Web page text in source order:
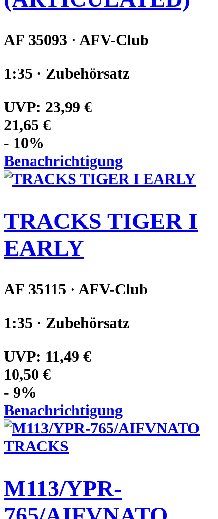
AF 35093 · AFV-Club
1:35 · Zubehörsatz
UVP: 23,99 €
21,65 €
- 10%
Benachrichtigung
TRACKS TIGER I
EARLY
AF 35115 · AFV-Club
1:35 · Zubehörsatz
UVP: 11,49 €
10,50 €
- 9%
Benachrichtigung
M113/YPR-